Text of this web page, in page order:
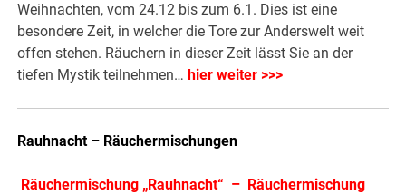
Weihnachten, vom 24.12 bis zum 6.1. Dies ist eine
besondere Zeit, in welcher die Tore zur Anderswelt weit
offen stehen. Räuchern in dieser Zeit lässt Sie an der
tiefen Mystik teilnehmen… hier weiter >>>
Rauhnacht – Räuchermischungen
Räuchermischung „Rauhnacht“ – Räuchermischung